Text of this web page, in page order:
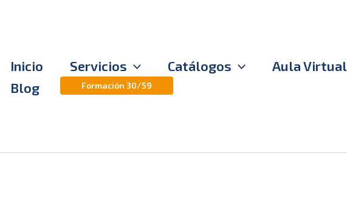
Inicio Servicios Catálogos Aula Virtual
Blog
Formación 30/59